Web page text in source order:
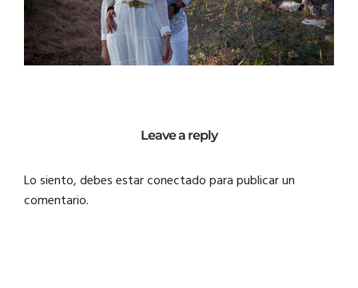
Leave a reply
Lo siento, debes estarconectadopara publicar un
comentario.